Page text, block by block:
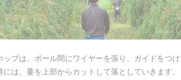
ップは、ポール間にワイヤーを張り、ガイドをつ
には、蔓を上部からカットして落としていきます。